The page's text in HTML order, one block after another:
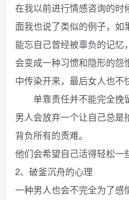
在我以前进行情感咨询的时
面我也说了类似的例子，如
能忘自己曾经被辜负的记
会变成一种习惯和隐形的怨
中传染开来，最后女人也不
单靠责任并不能完全挽留
男人会放弃一个让自己总
背负所有的责难。
他们会希望自己活得轻松一
2、破釜沉舟的心理 相
一种男人也会不完全为了感